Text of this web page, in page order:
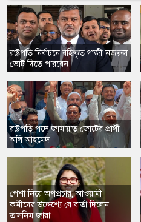
রাষ্ট্রপতি নির্বাচনে বহিষ্কৃত গাজী নজরুল
ভোট দিতে পারবেন
রাষ্ট্রপতি পদে জামায়াত জোটের প্রার্থী
অলি আহমেদ
পেশা নিয়ে অপপ্রচার, আওয়ামী
কর্মীদের উদ্দেশ্যে যে বার্তা দিলেন
তাসনিম জারা